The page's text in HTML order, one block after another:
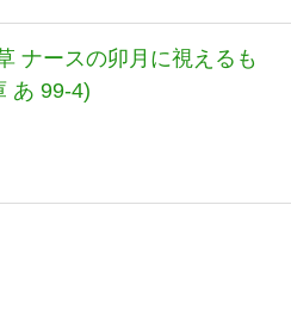
ナースの卯月に視えるも
あ 99-4)